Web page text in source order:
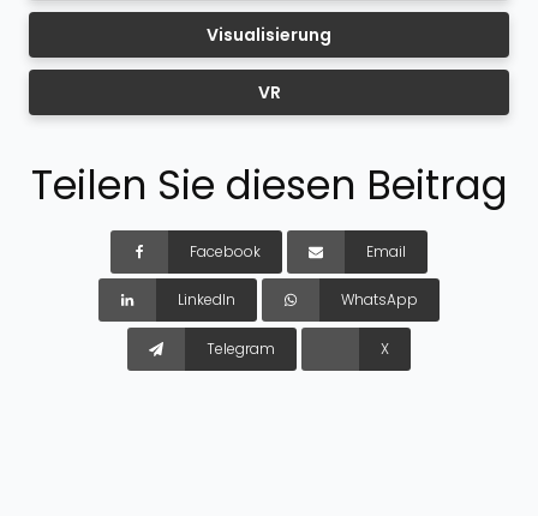
Visualisierung
VR
Teilen Sie diesen Beitrag
X
Facebook Email
LinkedIn WhatsApp
Telegram